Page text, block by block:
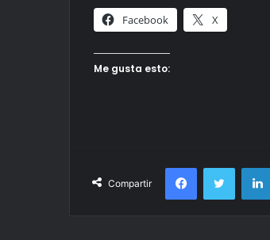
Facebook X
Me gusta esto:
Compartir
FacebookTwitter